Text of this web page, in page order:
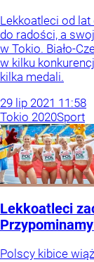
Lekkoatleci od
do radości, a
w Tokio. Biało-
w kilku
kilka medali.
29 lip 2021 11:58
Tokio 2020Sport
Lekkoatleci
Polscy kibice